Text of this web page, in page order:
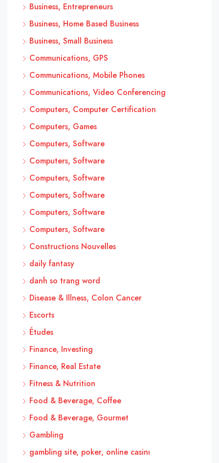
Business, Entrepreneurs
Business, Home Based Business
Business, Small Business
Communications, GPS
Communications, Mobile Phones
Communications, Video Conferencing
Computers, Computer Certification
Computers, Games
Computers, Software
Computers, Software
Computers, Software
Computers, Software
Computers, Software
Computers, Software
Constructions Nouvelles
daily fantasy
danh so trang word
Disease & Illness, Colon Cancer
Escorts
Études
Finance, Investing
Finance, Real Estate
Fitness & Nutrition
Food & Beverage, Coffee
Food & Beverage, Gourmet
Gambling
gambling site, poker, online casinı